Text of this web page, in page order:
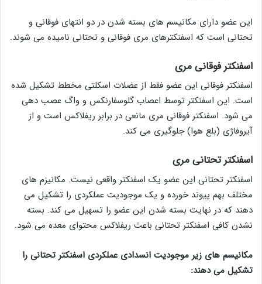
این عضو دارای مکانیسم های بسته شدن در دو انتهای فوقانی و
تحتانی است که اسفنکترهای مری فوقانی و تحتانی نامیده می شوند.
اسفنکتر فوقانی مری
اسفنکتر فوقانی این عضو فقط از عضلات اسکلتی مخطط تشکیل شده
است. این اسفنکتر توسط اعصاب گلوسفارنکس و واگ عصب دهی
می شود. اسفنکتر فوقانی مری مانعی در برابر ریفلاکس است و از
آیروفاژی (بلع هوا) جلوگیری می کند.
اسفنکتر تحتانی مری
اسفنکتر تحتانی این عضو یک اسفنکتر واقعی نیست. مکانیزم های
مختلف بهم پیوند خورده و یک موجودیت عملکردی را تشکیل می
دهند که در نهایت بسته شدن این عضو را تسهیل می کند. بسته
نشدن کافی اسفنکتر تحتانی باعث ریفلاکس محتوای معده می شود.
مکانیسم های زیر موجودیت انسدادی عملکردی اسفنکتر تحتانی را
تشکیل می دهند: